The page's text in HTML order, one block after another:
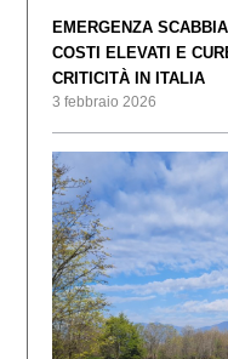
EMERGENZA
COSTI ELEVATI E
CRITICITÀ IN ITALIA
3 febbraio 2026